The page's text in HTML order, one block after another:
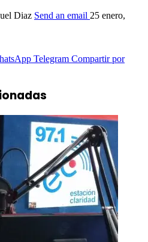
Diaz Send an email 25 enero,
Telegram Compartir por